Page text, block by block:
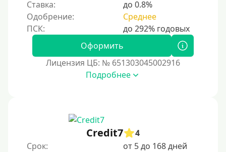
ь за безопасностью, чтобы избежать мошенн
ичества.
Сбербанк
Моментум (Momentum)
С помощью системы Контакт
Золотая Корона
С использованием системы быстрых платежей (СБП)
Без активации сервиса
Без участия банков
Ставка:
до 0.8%
Одобрение:
Среднее
Оформить
Лицензия ЦБ: № 651303045002916
Подробнее
Credit7
4
Срок:
от 5 до 168 дней